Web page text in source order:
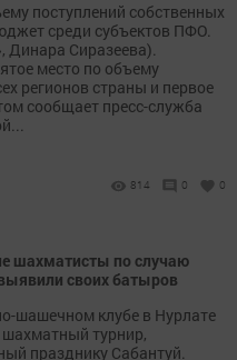
поступлений собственных
среди субъектов ПФО.
Динара Сиразеева).
место по объему
регионов страны и первое
сообщает пресс-служба
814 0 0
шахматисты по случаю
своих батыров
шашечном клубе в Нурлате
шахматный турнир,
празднику Сабантуй.